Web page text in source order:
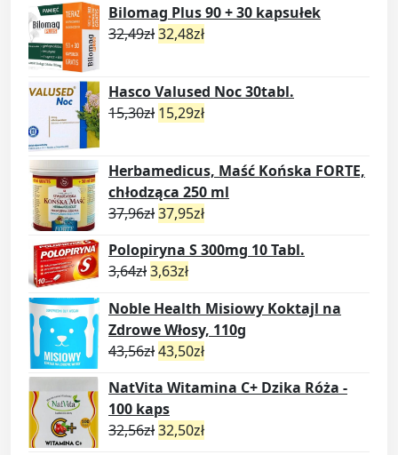
Bilomag Plus 90 + 30 kapsułek
32,49zł32,48zł
Hasco Valused Noc 30tabl.
15,30zł 15,29zł
Herbamedicus, Maść Końska FORTE,
chłodząca 250 ml
37,96zł37,95zł
Polopiryna S 300mg 10 Tabl.
3,64zł3,63zł
Noble Health Misiowy Koktajl na
Zdrowe Włosy, 110g
43,56zł43,50zł
NatVita Witamina C+ Dzika Róża -
100 kaps
32,56zł32,50zł